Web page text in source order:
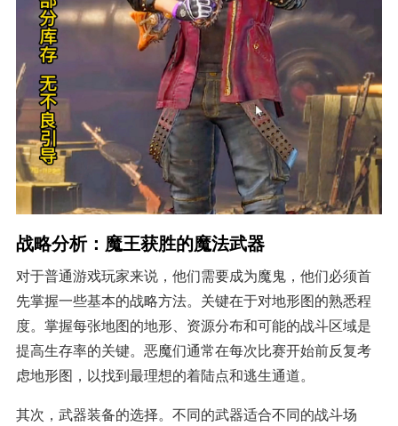
战略分析：魔王获胜的魔法武器
对于普通游戏玩家来说，他们需要成为魔鬼，他们必须首
先掌握一些基本的战略方法。关键在于对地形图的熟悉程
度。掌握每张地图的地形、资源分布和可能的战斗区域是
提高生存率的关键。恶魔们通常在每次比赛开始前反复考
虑地形图，以找到最理想的着陆点和逃生通道。
其次，武器装备的选择。不同的武器适合不同的战斗场